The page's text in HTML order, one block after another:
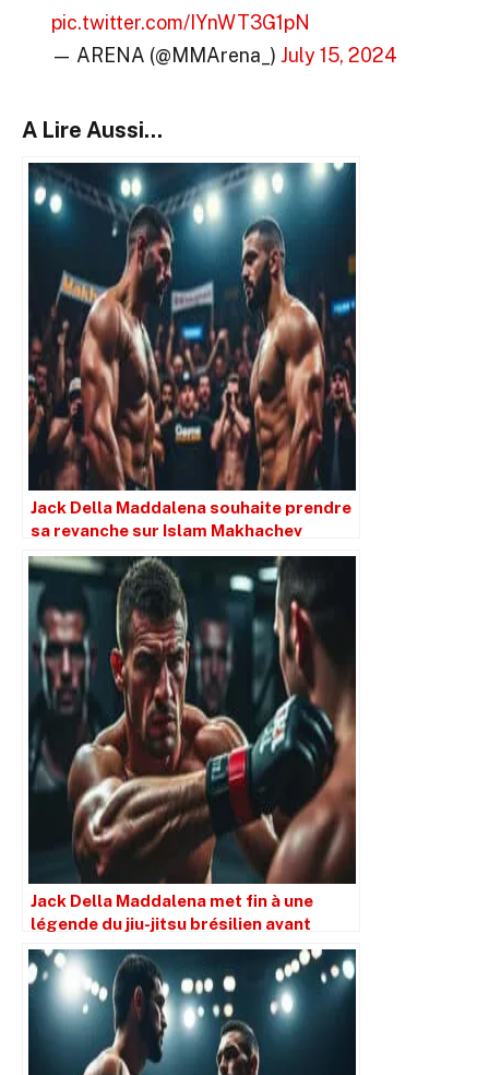
pic.twitter.com/IYnWT3G1pN
— ARENA (@MMArena_) July 15, 2024
A Lire Aussi...
Jack Della Maddalena souhaite prendre
sa revanche sur Islam Makhachev
Jack Della Maddalena met fin à une
légende du jiu-jitsu brésilien avant
l’événement UFC 315